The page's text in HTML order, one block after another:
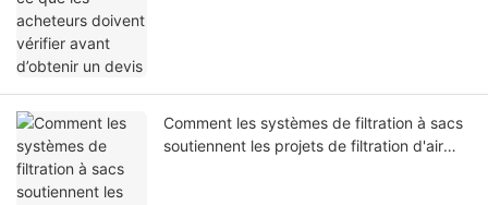
Comment les systèmes de filtration à sacs
soutiennent les projets de filtration d'air